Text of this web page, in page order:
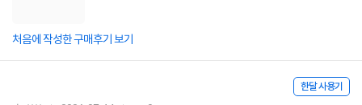
처음에 작성한 구매후기 보기
한달 사용기